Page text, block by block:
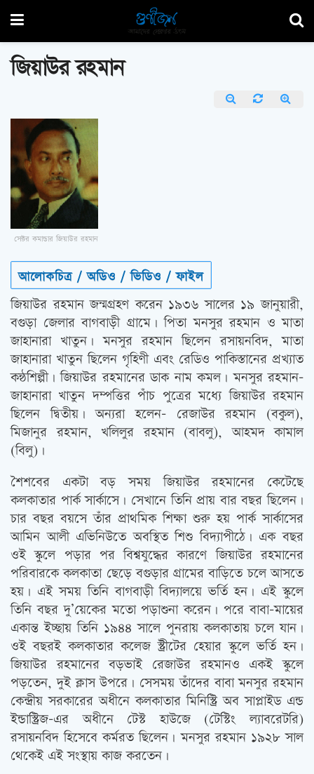
জিয়াউর রহমান
সেক্টর কমান্ডার জিয়াউর রহমান
আলোকচিত্র / অডিও / ভিডিও / ফাইল
জিয়াউর রহমান জন্মগ্রহণ করেন ১৯৩৬ সালের ১৯ জানুয়ারী,
বগুড়া জেলার বাগবাড়ী গ্রামে। পিতা মনসুর রহমান ও মাতা
জাহানারা খাতুন। মনসুর রহমান ছিলেন রসায়নবিদ, মাতা
জাহানারা খাতুন ছিলেন গৃহিণী এবং রেডিও পাকিস্তানের প্রখ্যাত
কন্ঠশিল্পী। জিয়াউর রহমানের ডাক নাম কমল। মনসুর রহমান-
জাহানারা খাতুন দম্পত্তির পাঁচ পুত্রের মধ্যে জিয়াউর রহমান
ছিলেন দ্বিতীয়। অন্যরা হলেন- রেজাউর রহমান (বকুল),
মিজানুর রহমান, খলিলুর রহমান (বাবলু), আহমদ কামাল
(বিলু)।
শৈশবের একটা বড় সময় জিয়াউর রহমানের কেটেছে
কলকাতার পার্ক সার্কাসে। সেখানে তিনি প্রায় বার বছর ছিলেন।
চার বছর বয়সে তাঁর প্রাথমিক শিক্ষা শুরু হয় পার্ক সার্কাসের
আমিন আলী এভিনিউতে অবস্থিত শিশু বিদ্যাপীঠে। এক বছর
ওই স্কুলে পড়ার পর বিশ্বযুদ্ধের কারণে জিয়াউর রহমানের
পরিবারকে কলকাতা ছেড়ে বগুড়ার গ্রামের বাড়িতে চলে আসতে
হয়। এই সময় তিনি বাগবাড়ী বিদ্যালয়ে ভর্তি হন। এই স্কুলে
তিনি বছর দু’য়েকের মতো পড়াশুনা করেন। পরে বাবা-মায়ের
একান্ত ইচ্ছায় তিনি ১৯৪৪ সালে পুনরায় কলকাতায় চলে যান।
ওই বছরই কলকাতার কলেজ স্ট্রীটের হেয়ার স্কুলে ভর্তি হন।
জিয়াউর রহমানের বড়ভাই রেজাউর রহমানও একই স্কুলে
পড়তেন, দুই ক্লাস উপরে। সেসময় তাঁদের বাবা মনসুর রহমান
কেন্দ্রীয় সরকারের অধীনে কলকাতার মিনিস্ট্রি অব সাপ্লাইড এন্ড
ইন্ডাস্ট্রিজ-এর অধীনে টেস্ট হাউজে (টেস্টিং ল্যাবরেটরি)
রসায়নবিদ হিসেবে কর্মরত ছিলেন। মনসুর রহমান ১৯২৮ সাল
থেকেই এই সংস্থায় কাজ করতেন।